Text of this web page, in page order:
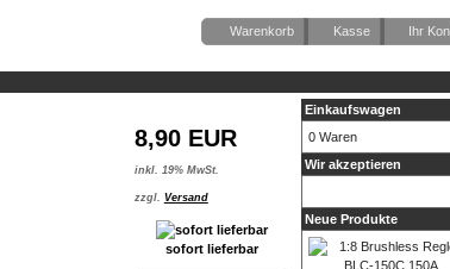
Warenkorb Kasse Ihr
8,90 EUR
inkl. 19% MwSt.
zzgl. Versand
sofort lieferbar
Einkaufswagen
0 Waren
Wir akzeptieren
Neue Produkte